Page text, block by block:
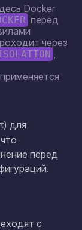
Docker
перед
через
,
для
перед
с